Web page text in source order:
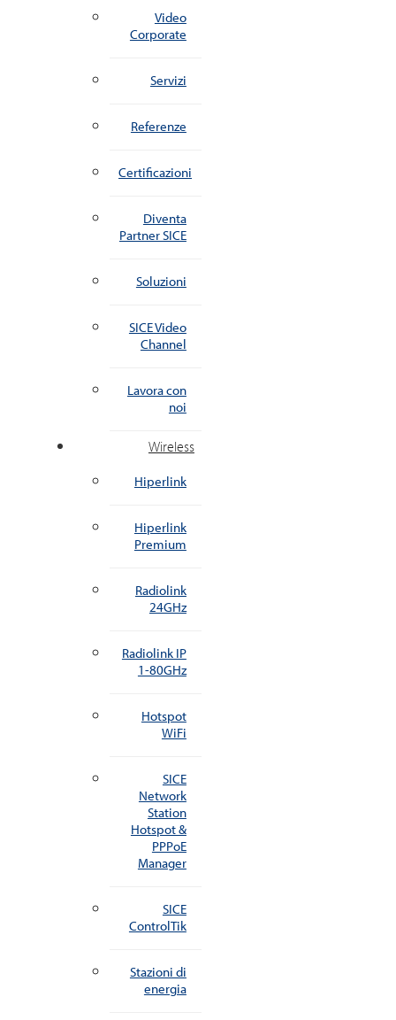
Video
Corporate
Servizi
Referenze
Certificazioni
Diventa
Partner SICE
Soluzioni
SICE Video
Channel
Lavora con
noi
Wireless
Hiperlink
Hiperlink
Premium
Radiolink
24GHz
Radiolink IP
1-80GHz
Hotspot
WiFi
SICE
Network
Station
Hotspot &
PPPoE
Manager
SICE
ControlTik
Stazioni di
energia